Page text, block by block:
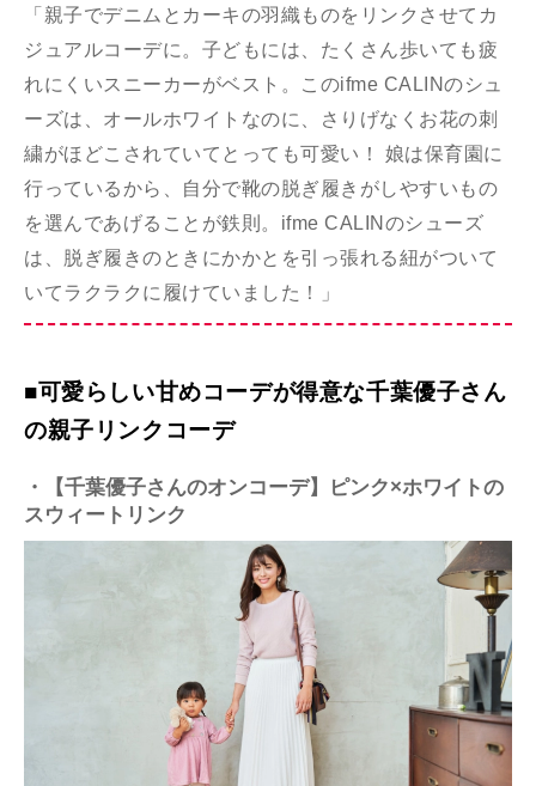
「親子でデニムとカーキの羽織ものをリンクさせてカ
ジュアルコーデに。子どもには、たくさん歩いても疲
れにくいスニーカーがベスト。このifme CALINのシュ
ーズは、オールホワイトなのに、さりげなくお花の刺
繍がほどこされていてとっても可愛い！ 娘は保育園に
行っているから、自分で靴の脱ぎ履きがしやすいもの
を選んであげることが鉄則。ifme CALINのシューズ
は、脱ぎ履きのときにかかとを引っ張れる紐がついて
いてラクラクに履けていました！」
■可愛らしい甘めコーデが得意な千葉優子さん
の親子リンクコーデ
・【千葉優子さんのオンコーデ】ピンク×ホワイトの
スウィートリンク